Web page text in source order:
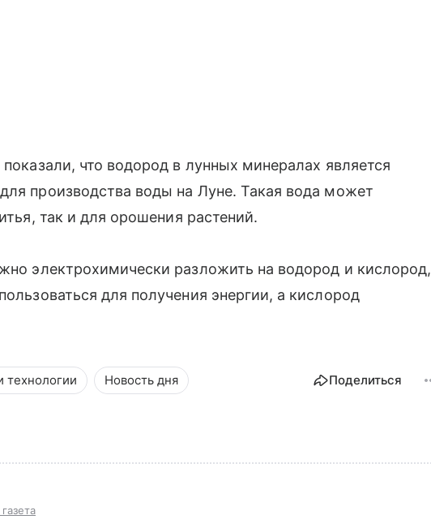
что водород в лунных минералах является
производства воды на Луне. Такая вода может
так и для орошения растений.
электрохимически разложить на водород и кислород,
для получения энергии, а кислород
технологии Новость дня Поделиться